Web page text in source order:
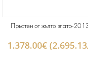
Пръстен от жълто злато-
1.378.00€